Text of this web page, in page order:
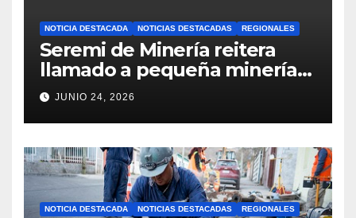
NOTICIA DESTACADA NOTICIAS DESTACADAS REGIONALES
Seremi de Minería reitera
llamado a pequeña minería
para postulaciones PAMMA
Equipa y Desarrolla 2026
JUNIO 24, 2026
NOTICIA DESTACADA NOTICIAS DESTACADAS REGIONALES